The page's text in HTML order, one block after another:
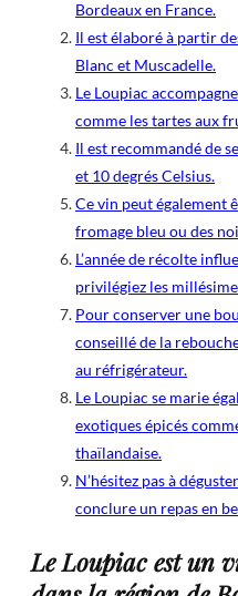
Bordeaux en France.
Il est élaboré à partir
Blanc et Muscadelle.
Le Loupiac
comme les tartes aux
Il est recommandé de
et 10 degrés Celsius.
Ce vin peut également
fromage bleu ou des
L’année de récolte
privilégiez les
Pour conserver une
conseillé de la
au réfrigérateur.
Le Loupiac se marie
exotiques épicés
thaïlandaise.
N’hésitez pas à
conclure un repas en
Le Loupiac est un